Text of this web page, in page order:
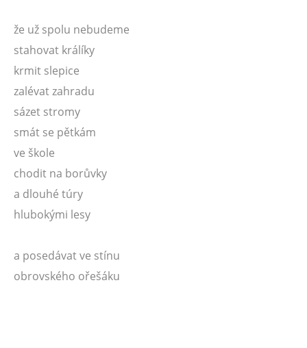
že už spolu nebudeme
stahovat králíky
krmit slepice
zalévat zahradu
sázet stromy
smát se pětkám
ve škole
chodit na borůvky
a dlouhé túry
hlubokými lesy
a posedávat ve stínu
obrovského ořešáku